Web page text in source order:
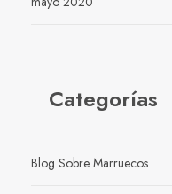
Categorías
Blog Sobre Marruecos